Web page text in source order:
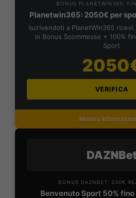
BONUS PLANETWIN365:
Planetwin365: 2050€ per
Iscrivendoti a PlanetWin365
in Bonus Scommesse + 100%
Sport
VERIFICA
Mostra
DAZNBet
BONUS DAZNBET: 200€
Benvenuto Sport 50%